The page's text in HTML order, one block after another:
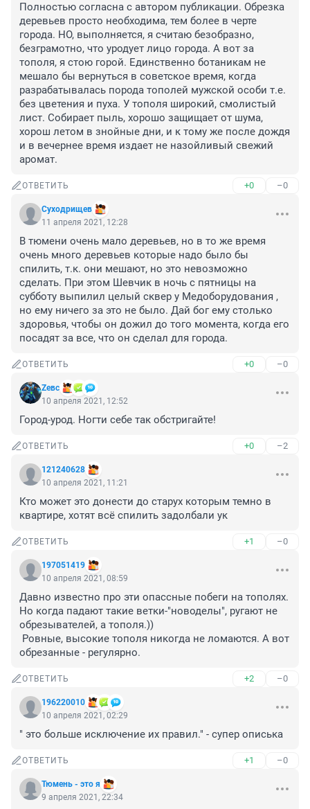
Полностью согласна с автором публикации. Обрезка
деревьев просто необходима, тем более в черте
города. НО, выполняется, я считаю безобразно,
безграмотно, что уродует лицо города. А вот за
тополя, я стою горой. Единственно ботаникам не
мешало бы вернуться в советское время, когда
разрабатывалась порода тополей мужской особи т.е.
без цветения и пуха. У тополя широкий, смолистый
лист. Собирает пыль, хорошо защищает от шума,
хорош летом в знойные дни, и к тому же после дождя
и в вечернее время издает не назойливый свежий
аромат.
ОТВЕТИТЬ +0 –0
Суходрищев
11 апреля 2021, 12:28
В тюмени очень мало деревьев, но в то же время
очень много деревьев которые надо было бы
спилить, т.к. они мешают, но это невозможно
сделать. При этом Шевчик в ночь с пятницы на
субботу выпилил целый сквер у Медоборудования ,
но ему ничего за это не было. Дай бог ему столько
здоровья, чтобы он дожил до того момента, когда его
посадят за все, что он сделал для города.
ОТВЕТИТЬ +0 –0
Zeвс
10 апреля 2021, 12:52
Город-урод. Ногти себе так обстригайте!
ОТВЕТИТЬ +0 –2
121240628
10 апреля 2021, 11:21
Кто может это донести до старух которым темно в
квартире, хотят всё спилить задолбали ук
ОТВЕТИТЬ +1 –0
197051419
10 апреля 2021, 08:59
Давно известно про эти опассные побеги на тополях.
Но когда падают такие ветки-"новоделы", ругают не
обрезывателей, а тополя.))
Ровные, высокие тополя никогда не ломаются. А вот
обрезанные - регулярно.
ОТВЕТИТЬ +2 –0
196220010
10 апреля 2021, 02:29
" это больше исключение их правил." - супер описька
ОТВЕТИТЬ +1 –0
Тюмень - это я
9 апреля 2021, 22:34